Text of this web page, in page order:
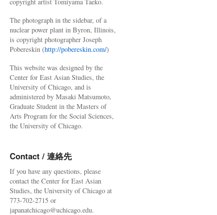
The photograph in the sidebar, of a
nuclear power plant in Byron, Illinois,
is copyright photographer Joseph
Pobereskin (http://pobereskin.com/)
This website was designed by the
Center for East Asian Studies, the
University of Chicago, and is
administered by Masaki Matsumoto,
Graduate Student in the Masters of
Arts Program for the Social Sciences,
the University of Chicago.
Contact / 連絡先
If you have any questions, please
contact the Center for East Asian
Studies, the University of Chicago at
773-702-2715 or
japanatchicago@uchicago.edu.